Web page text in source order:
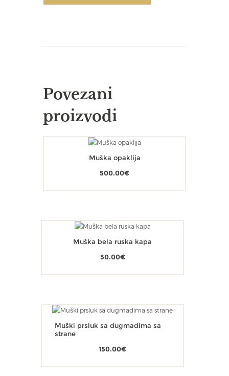
Povezani
proizvodi
Muška opaklija
500.00€
Muška bela ruska kapa
50.00€
Muški prsluk sa dugmadima sa
strane
150.00€